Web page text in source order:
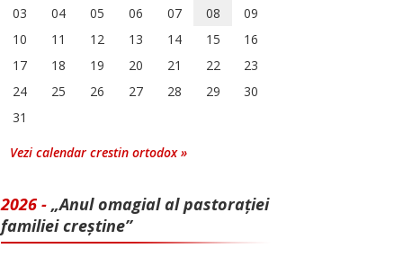
03
04 05 06 07 08
09
10
11 12 13 14 15
16
17
18 19 20 21 22
23
24
25 26 27 28 29
30
31
Vezi calendar crestin ortodox »
2026 - „Anul omagial al pastorației
familiei creștine”